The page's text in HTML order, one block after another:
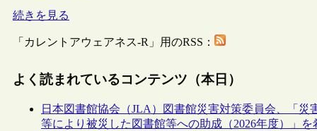
続きを見る
「カレントアウェアネス-R」用のRSS：
よく読まれているコンテンツ（本日）
日本図書館協会（JLA）図書館災害対策委員会、「災
等により被災した図書館等への助成（2026年度）」を